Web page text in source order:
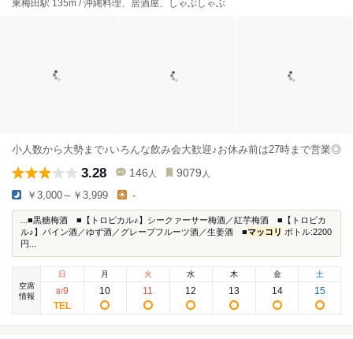
東梅田駅 135m / 沖縄料理、居酒屋、しゃぶしゃぶ
小人数から大勢まで♪いろんな飲み会大歓迎♪お休み前は27時まで営業◎
3.28 146 人 9079 人
￥3,000～￥3,999 -
...■黒糖梅酒 ■【トロピカル♪】シークァーサー梅酒／紅芋梅酒 ■【トロピカ
ル♪】パイン酒／ゆず酒／グレープフルーツ酒／生姜酒 ■マッコリ ボトル:2200
円...
空席
情報
日
8/9
月
10
火
11
水
12
木
13
金
14
土
15